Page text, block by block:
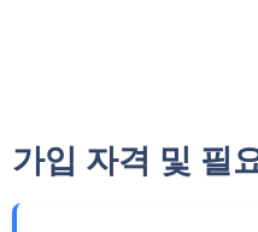
가입 자격 및 필